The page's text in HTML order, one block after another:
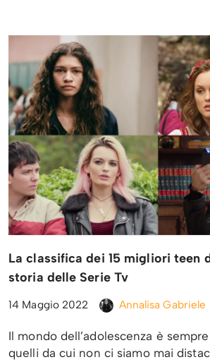
La classifica dei 15 migliori teen
storia delle Serie Tv
14 Maggio 2022 Annalisa Gabriele
Il mondo dell’adolescenza è
quelli da cui non ci siamo mai